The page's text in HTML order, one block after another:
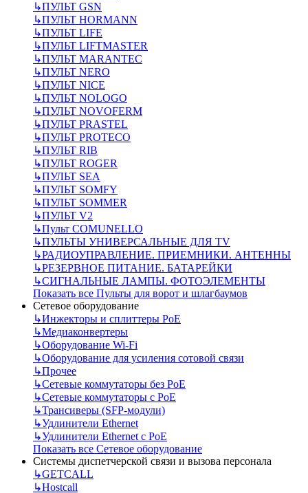
↳ПУЛЬТ GSN
↳ПУЛЬТ HORMANN
↳ПУЛЬТ LIFE
↳ПУЛЬТ LIFTMASTER
↳ПУЛЬТ MARANTEC
↳ПУЛЬТ NERO
↳ПУЛЬТ NICE
↳ПУЛЬТ NOLOGO
↳ПУЛЬТ NOVOFERM
↳ПУЛЬТ PRASTEL
↳ПУЛЬТ PROTECO
↳ПУЛЬТ RIB
↳ПУЛЬТ ROGER
↳ПУЛЬТ SEA
↳ПУЛЬТ SOMFY
↳ПУЛЬТ SOMMER
↳ПУЛЬТ V2
↳Пульт СOMUNELLO
↳ПУЛЬТЫ УНИВЕРСАЛЬНЫЕ ДЛЯ TV
↳РАДИОУПРАВЛЕНИЕ. ПРИЕМНИКИ. АНТЕННЫ
↳РЕЗЕРВНОЕ ПИТАНИЕ. БАТАРЕЙКИ
↳СИГНАЛЬНЫЕ ЛАМПЫ. ФОТОЭЛЕМЕНТЫ
Показать все Пульты для ворот и шлагбаумов
Сетевое оборудование
↳Инжекторы и сплиттеры РоЕ
↳Медиаконвертеры
↳Оборудование Wi-Fi
↳Оборудование для усиления сотовой связи
↳Прочее
↳Сетевые коммутаторы без РоЕ
↳Сетевые коммутаторы с РоЕ
↳Трансиверы (SFP-модули)
↳Удлинители Ethernet
↳Удлинители Ethernet с PoE
Показать все Сетевое оборудование
Системы диспетчерской связи и вызова персонала
↳GETCALL
↳Hostcall